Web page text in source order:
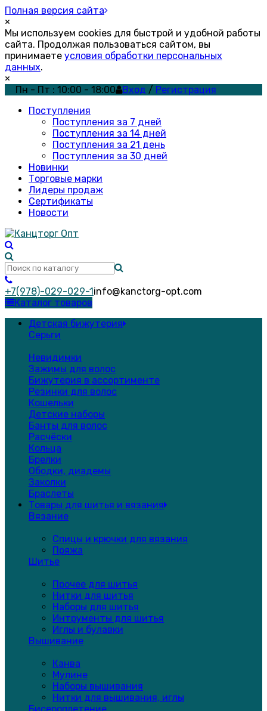
Полная версия сайта
×
Мы используем cookies для быстрой и удобной работы
сайта. Продолжая пользоваться сайтом, вы
принимаете условия обработки персональных
данных.
×
Пн - Пт : 10:00 - 18:00
Вход / Регистрация
Поступления
Поступления за 7 дней
Поступления за 14 дней
Поступления за 21 день
Поступления за 30 дней
Новинки
Торговые марки
Лидеры продаж
Сертификаты
Новости
+7(978)-029-029-1info@kanctorg-opt.com
Каталог товаров
Детская бижутерия
Серьги
Невидимки
Зажимы для волос
Бижутерия в ассортименте
Резинки для волос
Кошельки
Детские наборы
Банты для волос
Расчёски
Кольца
Брелки
Ободки, диадемы
Заколки
Браслеты
Товары для шитья и вязания
Вязание
Спицы и крючки для вязания
Пряжа
Шитье
Прочее для шитья
Нитки для шитья
Наборы для шитья
Интрументы для шитья
Иглы и булавки
Вышивание
Канва
Мулине
Наборы вышивания
Нитки для вышивания, иглы